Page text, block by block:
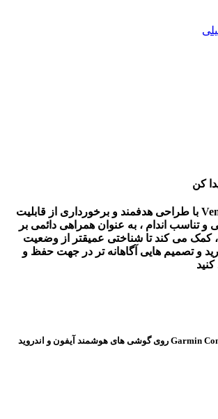
کن
ساعت هوشمند Venu 4 با طراحی هدفمند و برخورداری از قابلیت
و تناسب اندام ، به عنوان همراهی دائمی بر
می کند تا شناختی عمیقتر از وضعیت
و تصمیم هایی آگاهانه تر در جهت حفظ و